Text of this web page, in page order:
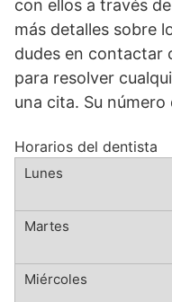
con ellos a través
más detalles sobre
dudes en contactar
para resolver
una cita. Su
Horarios del dentista